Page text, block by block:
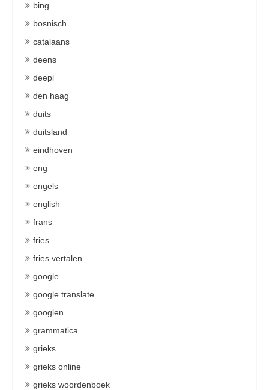
bing
bosnisch
catalaans
deens
deepl
den haag
duits
duitsland
eindhoven
eng
engels
english
frans
fries
fries vertalen
google
google translate
googlen
grammatica
grieks
grieks online
grieks woordenboek